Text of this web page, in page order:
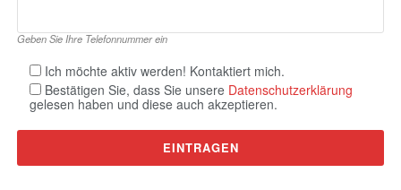
Geben Sie Ihre Telefonnummer ein
Ich möchte aktiv werden! Kontaktiert mich.
Bestätigen Sie, dass Sie unsere Datenschutzerklärung
gelesen haben und diese auch akzeptieren.